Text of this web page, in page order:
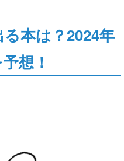
本は？2024年
想！